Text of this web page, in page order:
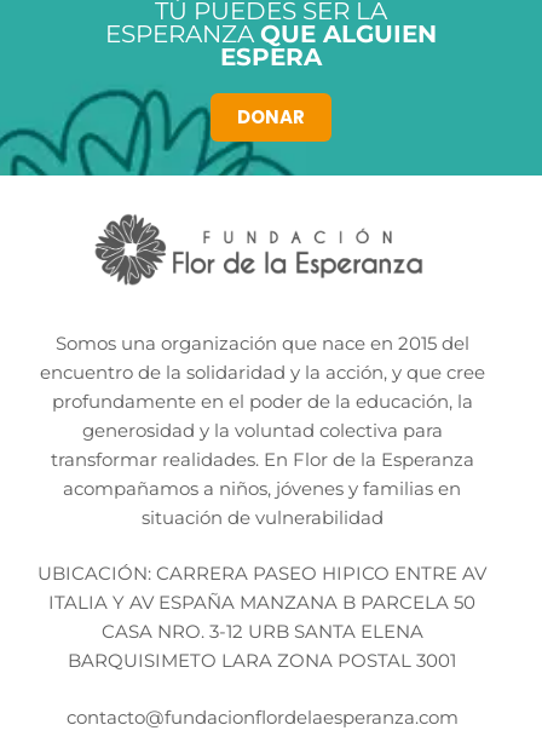
TÚ PUEDES SER LA
ESPERANZA QUE ALGUIEN
ESPERA
DONAR
Somos una organización que nace en 2015 del
encuentro de la solidaridad y la acción, y que cree
profundamente en el poder de la educación, la
generosidad y la voluntad colectiva para
transformar realidades. En Flor de la Esperanza
acompañamos a niños, jóvenes y familias en
situación de vulnerabilidad
UBICACIÓN: CARRERA PASEO HIPICO ENTRE AV
ITALIA Y AV ESPAÑA MANZANA B PARCELA 50
CASA NRO. 3-12 URB SANTA ELENA
BARQUISIMETO LARA ZONA POSTAL 3001
contacto@fundacionflordelaesperanza.com